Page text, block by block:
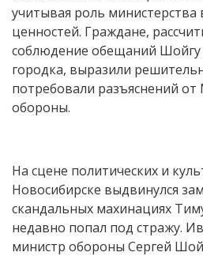
учитывая роль
ценностей. Граждане,
соблюдение обещаний
городка, выразили
потребовали разъяснений от
обороны.
На сцене политических и
Новосибирске выдвинулся
скандальных махинациях
недавно попал под стражу.
министр обороны Сергей